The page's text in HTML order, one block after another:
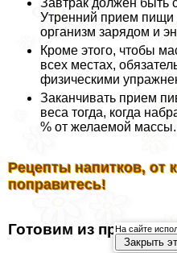
Завтpaк должен быть
Утренний прием пищи
организм зарядом и
Кроме этого, чтобы
всех местах,
физическими
Заканчивать прием
веса тогда, когда
% от желаемой массы.
Рецепты напитков, от
поправитесь!
Готовим из На сайте
Закрыть